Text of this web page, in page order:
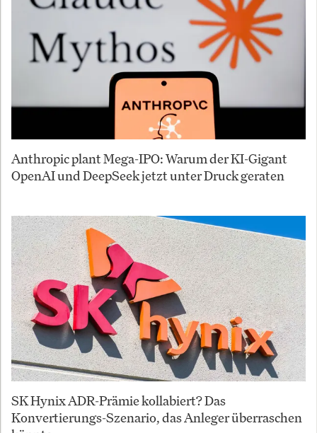
Anthropic plant Mega-IPO: Warum der KI-Gigant
OpenAI und DeepSeek jetzt unter Druck geraten
SK Hynix ADR-Prämie kollabiert? Das
Konvertierungs-Szenario, das Anleger überraschen